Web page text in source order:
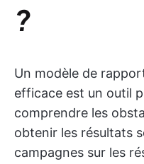
?
Un modèle de
efficace est un outil
comprendre les
obtenir les résultats
campagnes sur les